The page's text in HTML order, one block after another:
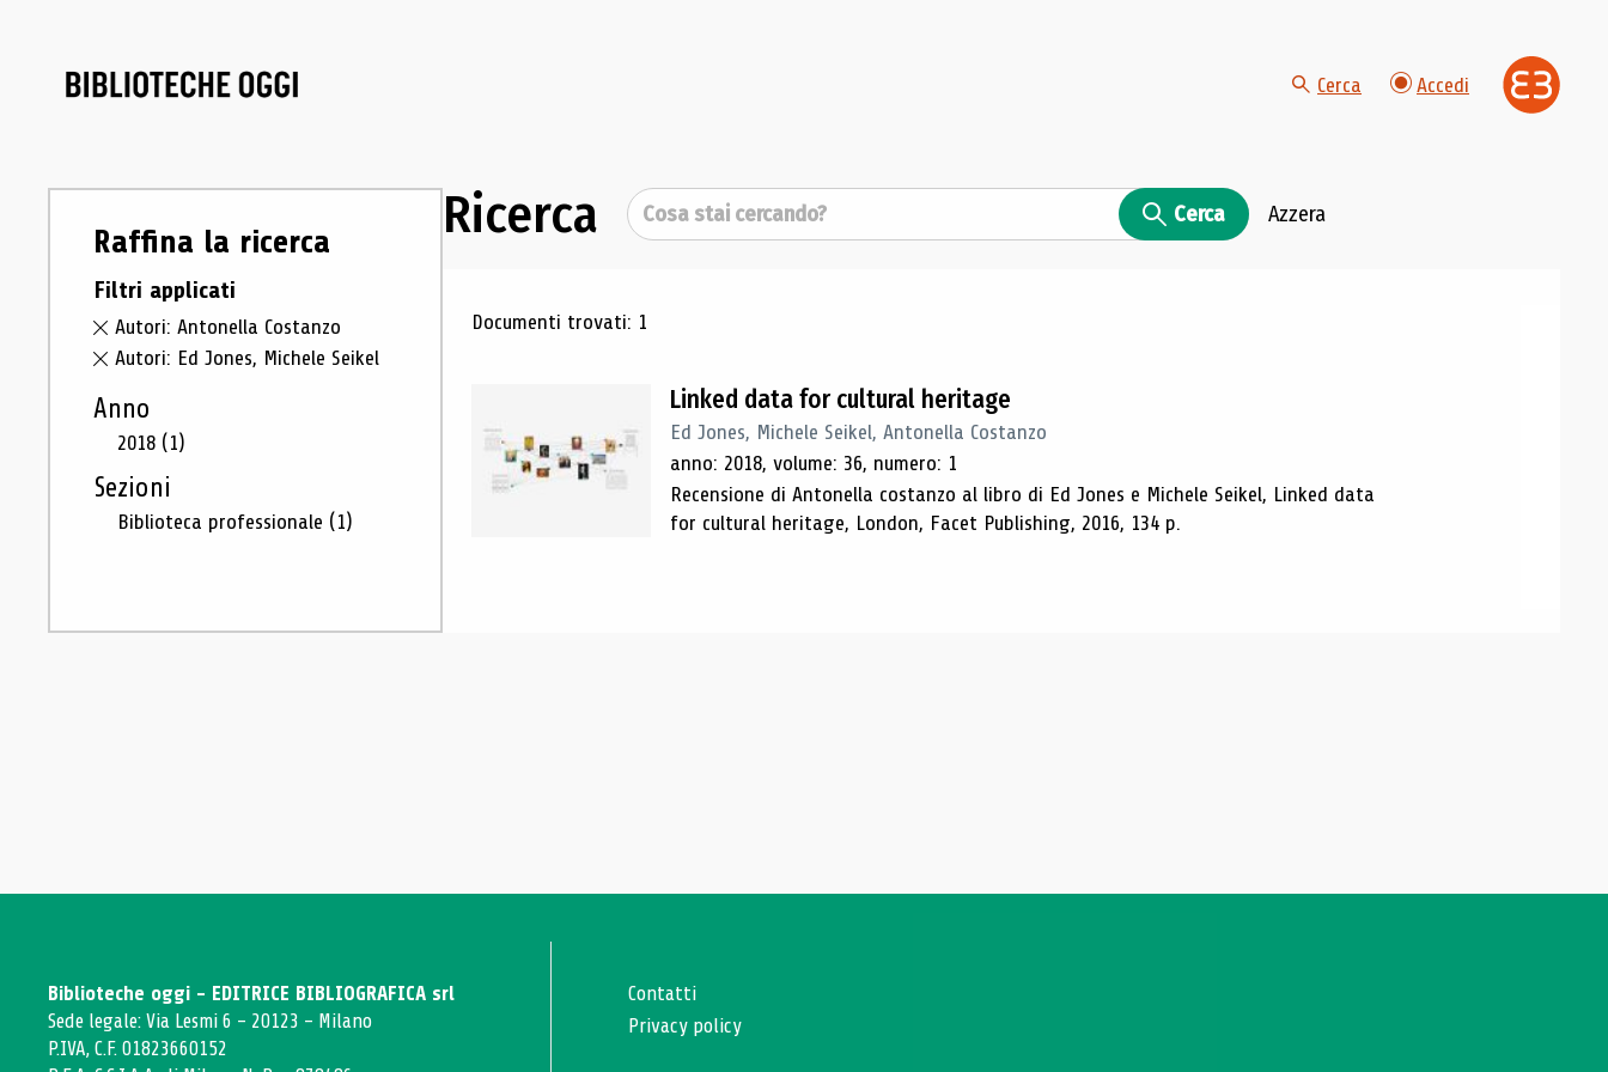
Cerca Accedi
Raffina la ricerca
Filtri applicati
Autori: Antonella Costanzo
Autori: Ed Jones, Michele Seikel
Anno
2018 (1)
Sezioni
Biblioteca professionale (1)
Ricerca Cerca Cerca Azzera
Risultati di ricerca
Documenti trovati: 1
Linked data for cultural heritage
Ed Jones, Michele Seikel, Antonella Costanzo
anno: 2018, volume: 36, numero: 1
Recensione di Antonella costanzo al libro di Ed Jones e Michele Seikel, Linked data
for cultural heritage, London, Facet Publishing, 2016, 134 p.
Biblioteche oggi - EDITRICE BIBLIOGRAFICA srl
Sede legale: Via Lesmi 6 - 20123 - Milano
P.IVA, C.F. 01823660152
Contatti
Privacy policy